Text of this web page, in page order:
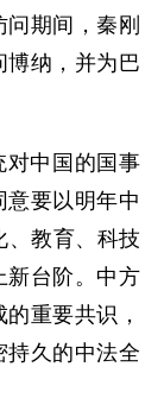
期间，秦刚
博纳，并为巴
对中国的国事
要以明年中
、教育、科技
新台阶。中方
重要共识，
持久的中法全